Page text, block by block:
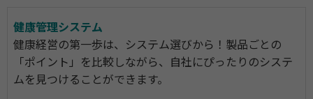
健康管理システム
健康経営の第一歩は、システム選びから！製品ごとの
「ポイント」を比較しながら、自社にぴったりのシステ
ムを見つけることができます。